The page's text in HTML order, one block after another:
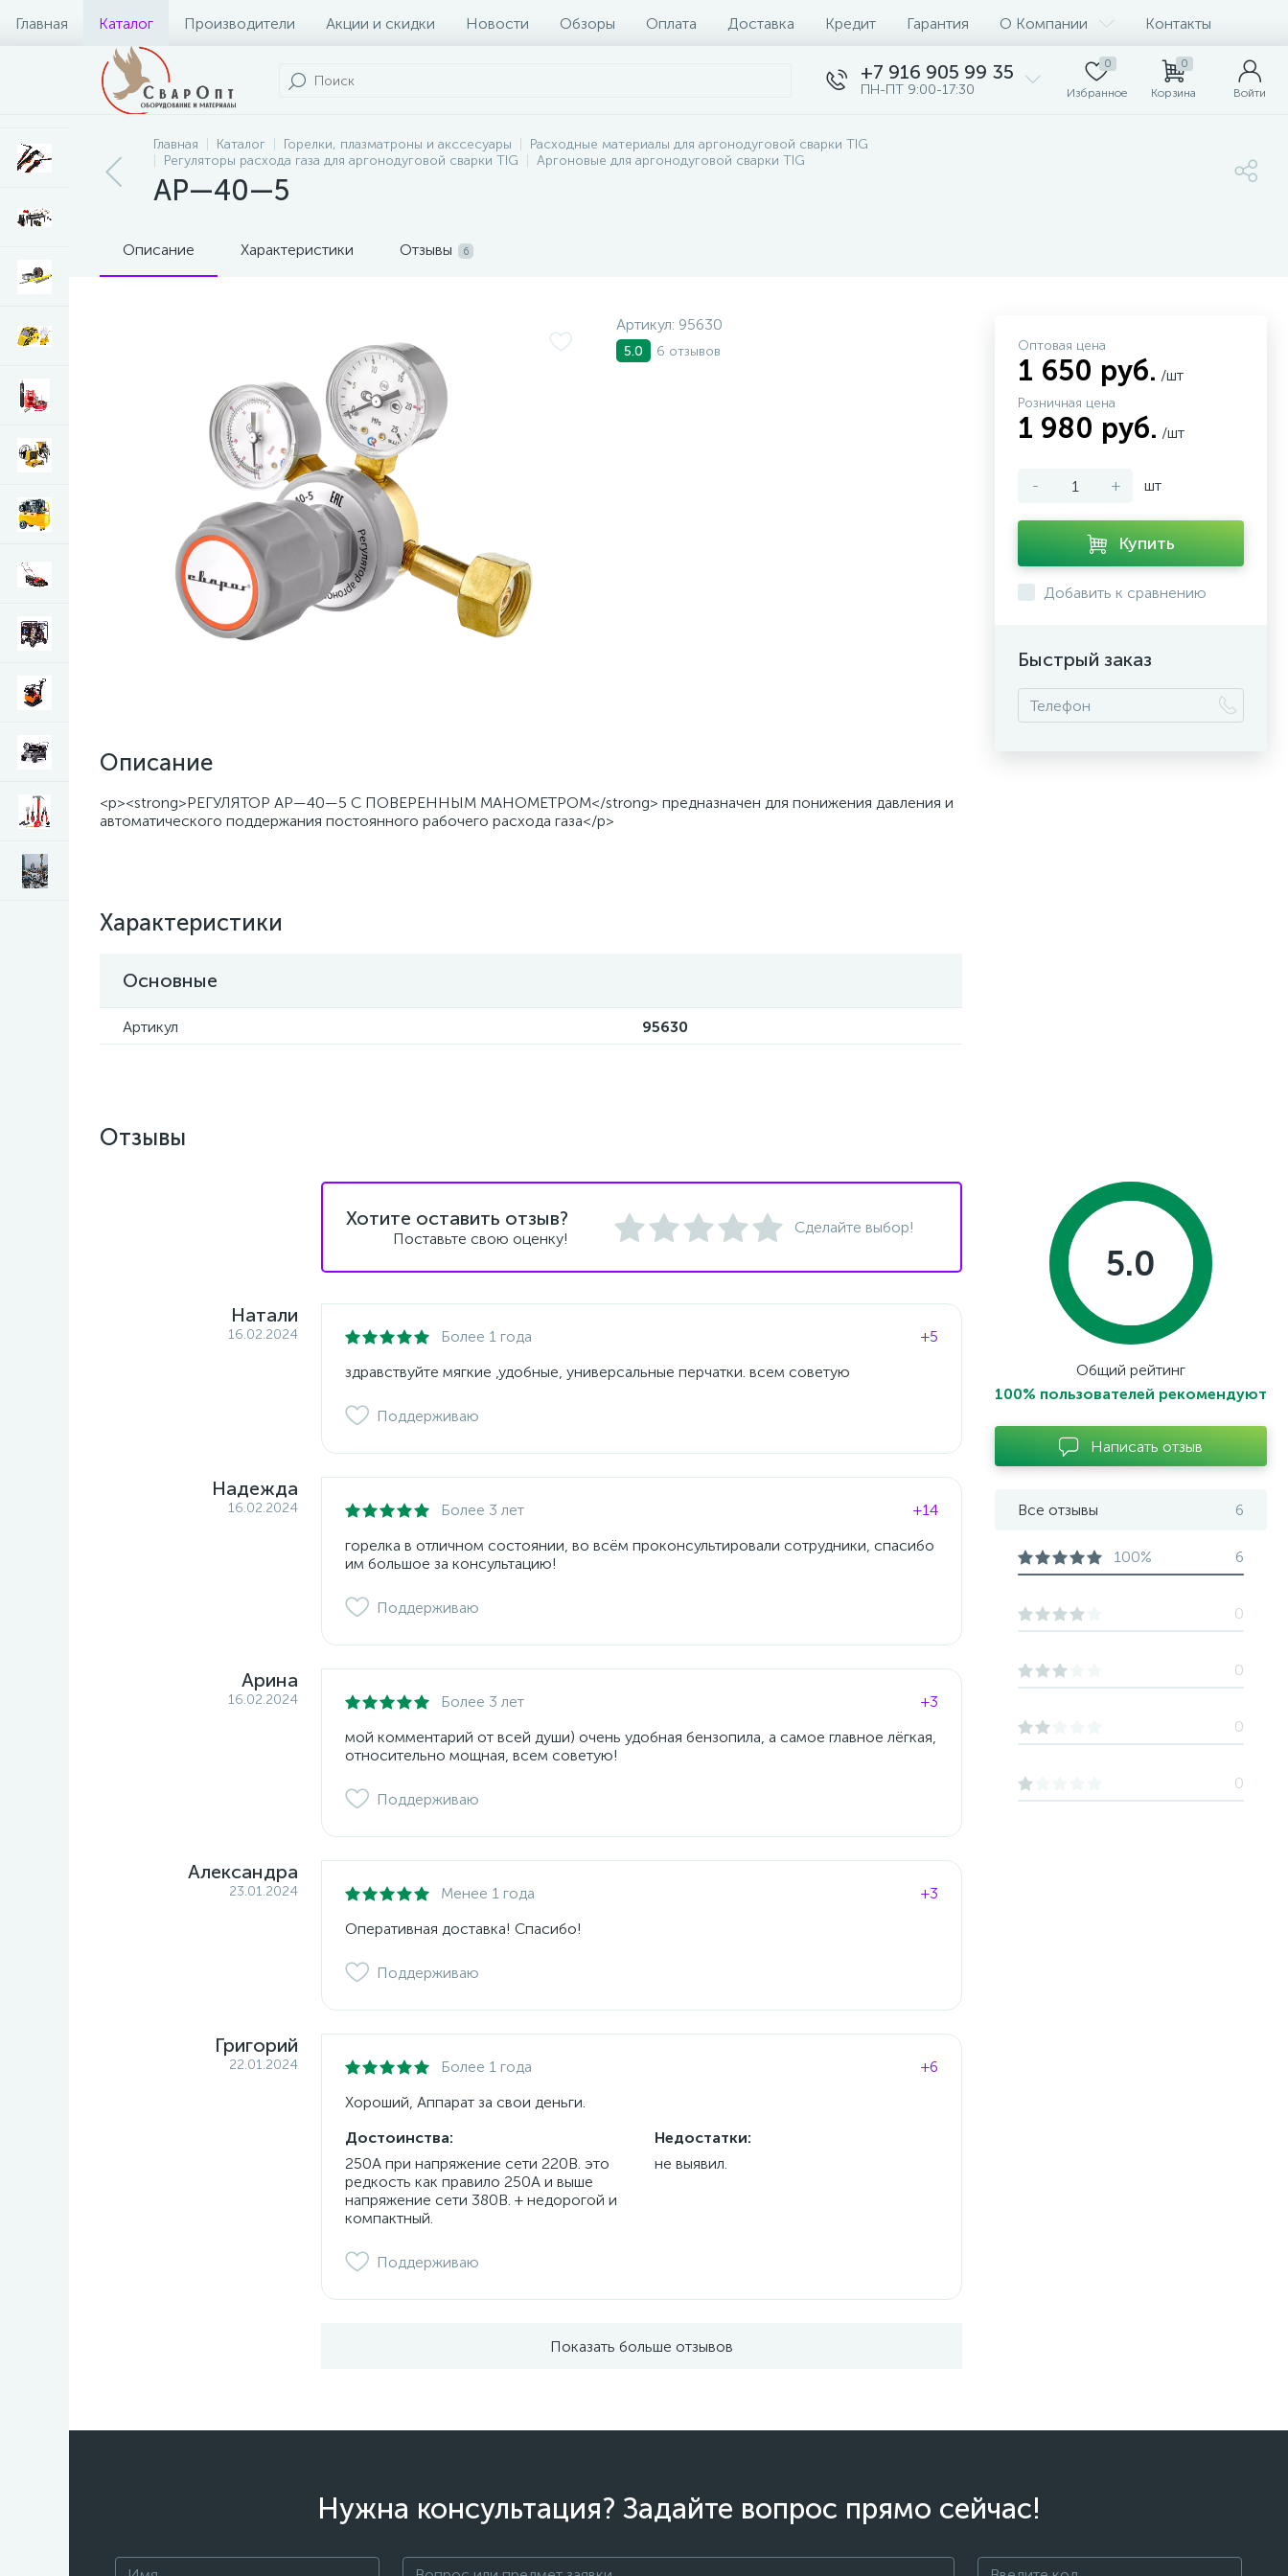
Главная Каталог Производители Акции и скидки Новости Обзоры Оплата Доставка Кредит Гарантия О Компании Контакты
+7 916 905 99 35
ПН-ПТ 9:00-17:30
0
Избранное
0
Корзина Войти
Главная Каталог Горелки, плазматроны и акссесуары
Расходные материалы для аргонодуговой сварки TIG
Регуляторы расхода газа для аргонодуговой сварки TIG
Аргоновые для аргонодуговой сварки TIG
АР—40—5
Описание Характеристики Отзывы 6
Артикул: 95630
5.0 6 отзывов
Описание
<p><strong>РЕГУЛЯТОР АР—40—5 С ПОВЕРЕННЫМ МАНОМЕТРОМ</strong> предназначен для понижения давления и
автоматического поддержания постоянного рабочего расхода газа</p>
Характеристики
Основные
Артикул 95630
Оптовая цена
1 650 руб. /шт
Розничная цена
1 980 руб. /шт
- + шт
Купить
Добавить к сравнению
Быстрый заказ
Отзывы
Хотите оставить отзыв?
Поставьте свою оценку!
Сделайте выбор!
Натали
16.02.2024 Более 1 года
+5
здравствуйте мягкие ,удобные, универсальные перчатки. всем советую
Поддерживаю
Надежда
16.02.2024 Более 3 лет
+14
горелка в отличном состоянии, во всём проконсультировали сотрудники, спасибо
им большое за консультацию!
Поддерживаю
Арина
16.02.2024 Более 3 лет
+3
мой комментарий от всей души) очень удобная бензопила, а самое главное лёгкая,
относительно мощная, всем советую!
Поддерживаю
Александра
23.01.2024 Менее 1 года
+3
Оперативная доставка! Спасибо!
Поддерживаю
Григорий
22.01.2024 Более 1 года
+6
Хороший, Аппарат за свои деньги.
Достоинства:
250А при напряжение сети 220В. это
редкость как правило 250А и выше
напряжение сети 380В. + недорогой и
компактный.
Недостатки:
не выявил.
Поддерживаю
Показать больше отзывов
5.0
Общий рейтинг
100% пользователей рекомендуют
Написать отзыв
Все отзывы 6
100% 6
0
0
0
0
Нужна консультация? Задайте вопрос прямо сейчас!